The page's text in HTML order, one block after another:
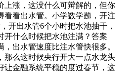
上涨，这没什么可辩解的，但你
看看出水管。小学数学题，开注
开出水管6个小时把水池抽干，
开什么时候把水池注满？答案
出水管速度比注水管快很多。
那么这时候央行开大一点水龙头
让金融系统平稳的度过春节，这